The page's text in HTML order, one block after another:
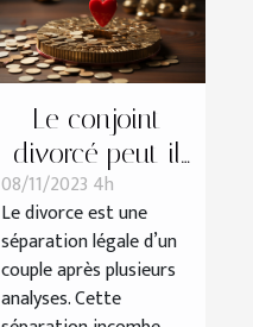
Le conjoint
divorcé peut-il
bénéficier de la
pension de
réversion ?
08/11/2023 4h
Le divorce est une
séparation légale d’un
couple après plusieurs
analyses. Cette